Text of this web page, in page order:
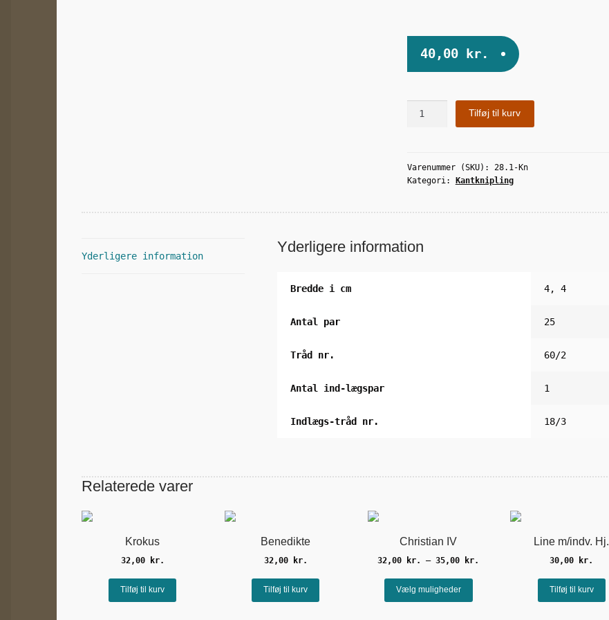
40,00 kr.
Tilføj til kurv
Varenummer (SKU): 28.1-Kn
Kategori: Kantknipling
Yderligere information
Yderligere information
Bredde i cm 4, 4
Antal par 25
Tråd nr. 60/2
Antal ind-lægspar 1
Indlægs-tråd nr. 18/3
Relaterede varer
Krokus
32,00 kr.
Tilføj til kurv
Benedikte
32,00 kr.
Tilføj til kurv
Christian IV
32,00 kr. – 35,00 kr.
Vælg muligheder
Line m/indv. Hj.
30,00 kr.
Tilføj til kurv